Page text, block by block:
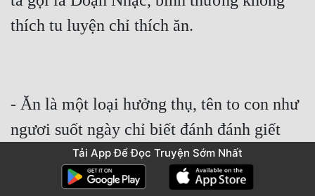
thích tu luyện chỉ thích ăn.
- Ăn là một loại hưởng thụ, tên to con như
ngươi suốt ngày chỉ biết đánh đánh giết
giết thì biết cẩi gi.
Tải App Để Đọc Truyện Sớm Nhất